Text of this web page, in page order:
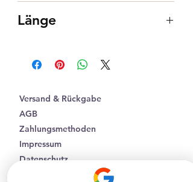
Edelstahl
Länge
Versand & Rückgabe
AGB
Zahlungsmethoden
Impressum
Datenschutz